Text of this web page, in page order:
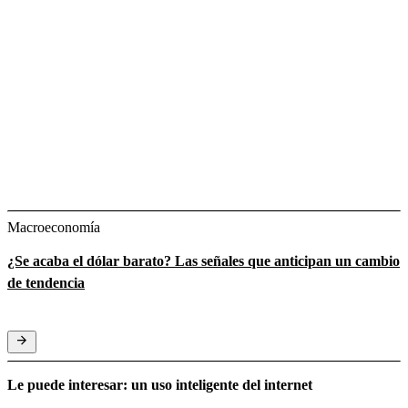
Macroeconomía
¿Se acaba el dólar barato? Las señales que anticipan un cambio
de tendencia
Le puede interesar: un uso inteligente del internet